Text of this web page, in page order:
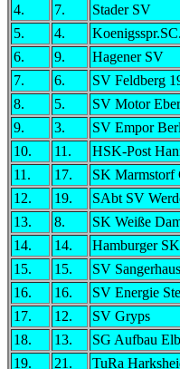
4.
7. Stader SV
5.
4.
6.
9. Hagener SV
7.
6. SV Feldberg
8.
5. SV Motor
9.
3. SV Empor
10.
11. HSK-Post
11.
17. SK Marmstorf
12.
19. SAbt SV
13.
8. SK Weiße
14.
14. Hamburger
15.
15. SV
16.
16. SV Energie
17.
12. SV Gryps
18.
13. SG Aufbau
19.
21. TuRa